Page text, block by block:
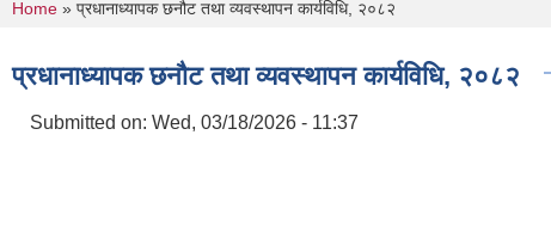
You are here
Home » प्रधानाध्यापक छनौट तथा व्यवस्थापन कार्यविधि, २०८२
प्रधानाध्यापक छनौट तथा व्यवस्थापन कार्यविधि, २०८२
Submitted on: Wed, 03/18/2026 - 11:37